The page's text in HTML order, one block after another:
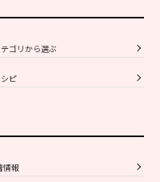
ゴリから選ぶ
シピ
情報